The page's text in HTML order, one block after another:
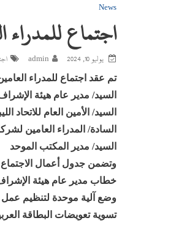
News
اجتماع للمدراء
يوليو 10, 2024 admin
تم عقد اجتماع للمدراء العامين لشركات التأمين يوم
السيد/ مدير عام هيئة
السيد/ الأمين العام للاتحاد
السادة/ المدراء العامين
السيد/ مدير المكتب الموحد
وتضمن جدول أعمال الاجتماع
خطاب مدير عام هيئة
وضع آلية موحدة لتنظيم عمل
تسوية تعويضات البطاقة